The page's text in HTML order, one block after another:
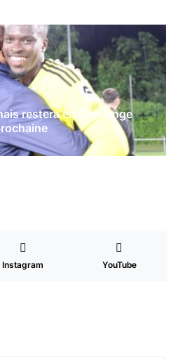
restera en Challenge
Instagram YouTube